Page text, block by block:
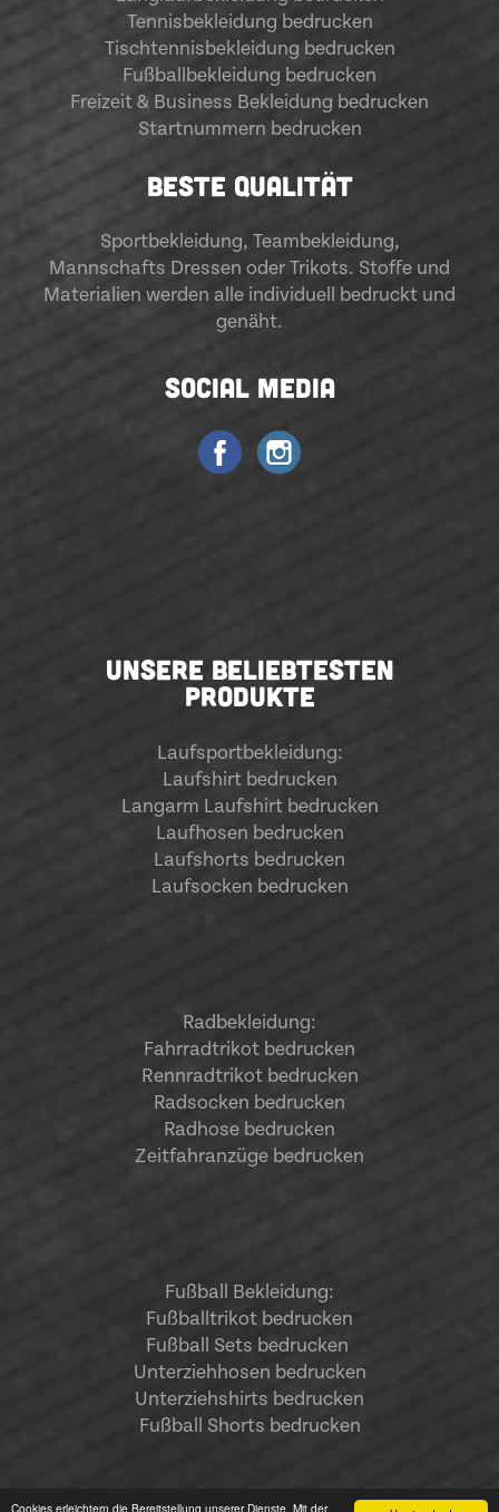
Cookies erleichtern die Bereitstellung unserer Dienste. Mit der
Tennisbekleidung bedrucken
Tischtennisbekleidung bedrucken
Fußballbekleidung bedrucken
Freizeit & Business Bekleidung bedrucken
Startnummern bedrucken
BESTE QUALITÄT
Sportbekleidung, Teambekleidung,
Mannschafts Dressen oder Trikots. Stoffe und
Materialien werden alle individuell bedruckt und
genäht.
SOCIAL MEDIA
UNSERE BELIEBTESTEN
PRODUKTE
Laufsportbekleidung:
Laufshirt bedrucken
Langarm Laufshirt bedrucken
Laufhosen bedrucken
Laufshorts bedrucken
Laufsocken bedrucken
Radbekleidung:
Fahrradtrikot bedrucken
Rennradtrikot bedrucken
Radsocken bedrucken
Radhose bedrucken
Zeitfahranzüge bedrucken
Fußball Bekleidung:
Fußballtrikot bedrucken
Fußball Sets bedrucken
Unterziehhosen bedrucken
Unterziehshirts bedrucken
Fußball Shorts bedrucken